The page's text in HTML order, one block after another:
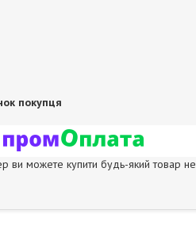
покупця
ви можете купити будь-який товар не